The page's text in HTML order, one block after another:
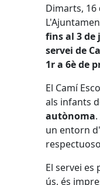
Dimarts, 16
fins al 3 de
servei de
1r a 6è de
El Camí
als infants
autònoma
un entorn
El servei es
ús, és